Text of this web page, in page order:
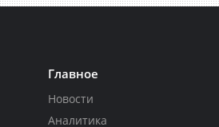
Главное
Новости
Аналитика